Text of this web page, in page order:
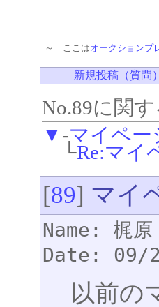
～ ここはオークションプ
新規投稿（質問）
No.89に関
▼ -マイペー
└Re:マイ
[89] マイ
Name: 梶原
Date: 09/
以前の